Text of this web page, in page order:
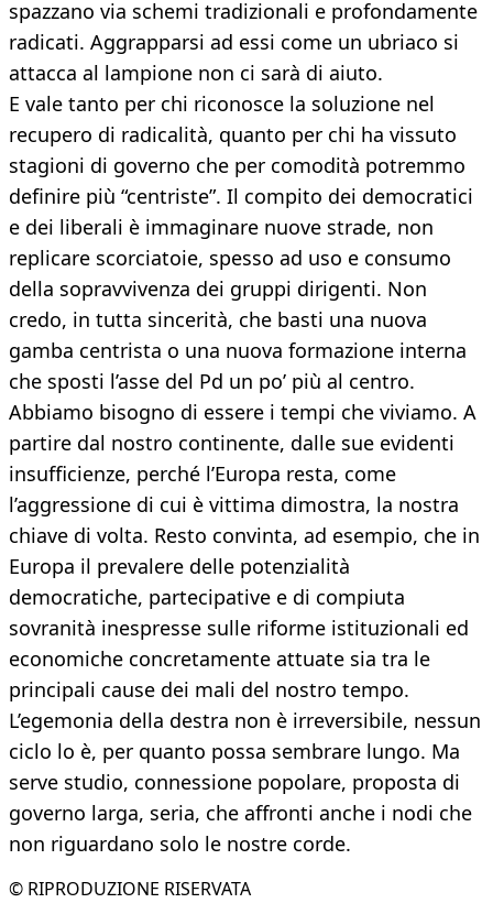
spazzano via schemi tradizionali e profondamente
radicati. Aggrapparsi ad essi come un ubriaco si
attacca al lampione non ci sarà di aiuto.
E vale tanto per chi riconosce la soluzione nel
recupero di radicalità, quanto per chi ha vissuto
stagioni di governo che per comodità potremmo
definire più “centriste”. Il compito dei democratici
e dei liberali è immaginare nuove strade, non
replicare scorciatoie, spesso ad uso e consumo
della sopravvivenza dei gruppi dirigenti. Non
credo, in tutta sincerità, che basti una nuova
gamba centrista o una nuova formazione interna
che sposti l’asse del Pd un po’ più al centro.
Abbiamo bisogno di essere i tempi che viviamo. A
partire dal nostro continente, dalle sue evidenti
insufficienze, perché l’Europa resta, come
l’aggressione di cui è vittima dimostra, la nostra
chiave di volta. Resto convinta, ad esempio, che in
Europa il prevalere delle potenzialità
democratiche, partecipative e di compiuta
sovranità inespresse sulle riforme istituzionali ed
economiche concretamente attuate sia tra le
principali cause dei mali del nostro tempo.
L’egemonia della destra non è irreversibile, nessun
ciclo lo è, per quanto possa sembrare lungo. Ma
serve studio, connessione popolare, proposta di
governo larga, seria, che affronti anche i nodi che
non riguardano solo le nostre corde.
© RIPRODUZIONE RISERVATA